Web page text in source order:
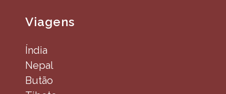
Viagens
Índia
Nepal
Butão